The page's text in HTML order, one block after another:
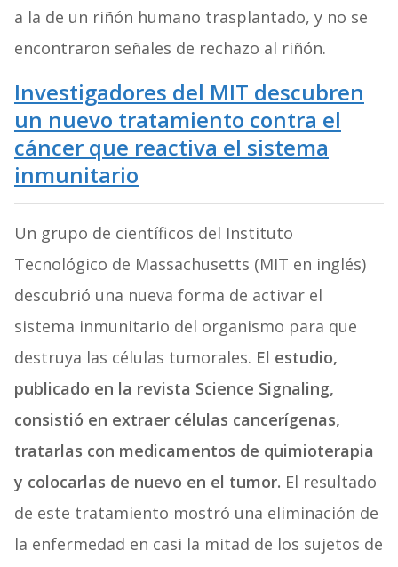
a la de un riñón humano trasplantado, y no se
encontraron señales de rechazo al riñón.
Investigadores del MIT descubren
un nuevo tratamiento contra el
cáncer que reactiva el sistema
inmunitario
Un grupo de científicos del Instituto
Tecnológico de Massachusetts (MIT en inglés)
descubrió una nueva forma de activar el
sistema inmunitario del organismo para que
destruya las células tumorales. El estudio,
publicado en la revista Science Signaling,
consistió en extraer células cancerígenas,
tratarlas con medicamentos de quimioterapia
y colocarlas de nuevo en el tumor. El resultado
de este tratamiento mostró una eliminación de
la enfermedad en casi la mitad de los sujetos de